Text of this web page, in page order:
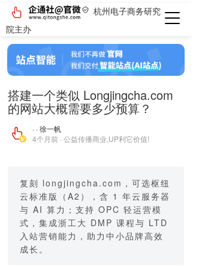
杭州电子商务研究
院主办
搭建一个类似 Longjingcha.com
的网站大概需要多少预算？
· · 徐一帆
4个月前 · 公益传播商业,UP利它价值!
复刻 longjingcha.com，可选枢纽
云标准版（A2），含 1 年云服务器
与 AI 算力；支持 OPC 轻运营模
式，集成浙工大 DMP 课程与 LTD
入站营销能力，助力中小品牌高效
成长。